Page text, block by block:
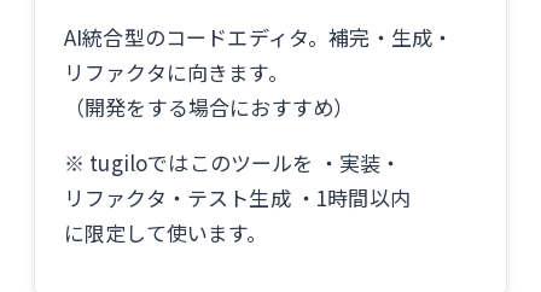
AI統合型のコードエディタ。補完・生成・
リファクタに向きます。
（開発をする場合におすすめ）
※ tugiloではこのツールを ・実装・
リファクタ・テスト生成 ・1時間以内
に限定して使います。